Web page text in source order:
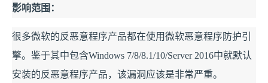
影响范围：
很多微软的反恶意程序产品都在使用微软恶意程序防护引
擎。鉴于其中包含Windows 7/8/8.1/10/Server 2016中就默认
安装的反恶意程序产品，该漏洞应该是非常严重。